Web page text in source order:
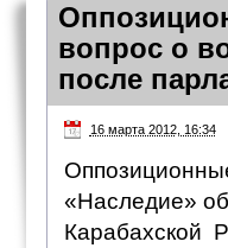
вопрос о
после
16 марта 2012, 16:34
«Наследие»
Карабахской